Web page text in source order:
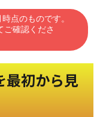
点のものです。
ご確認くださ
最初から見